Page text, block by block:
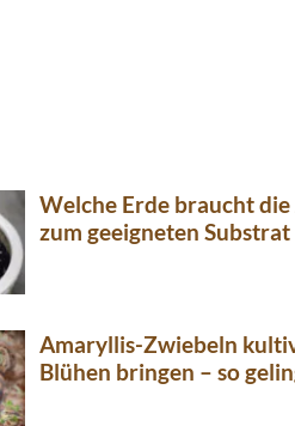
Welche Erde braucht
zum geeigneten Substrat
Amaryllis-Zwiebeln
Blühen bringen – so